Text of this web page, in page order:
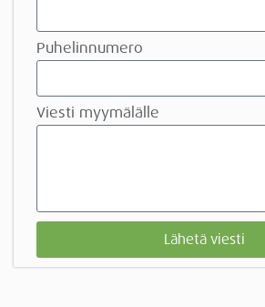
Puhelinnumero
Viesti myymälälle
Lähetä viesti